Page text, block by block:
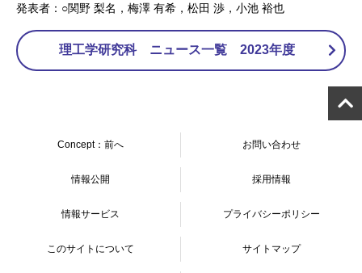
発表者：○関野 梨名，梅澤 有希，松田 渉，小池 裕也
理工学研究科 ニュース一覧 2023年度
Concept：前へ お問い合わせ
情報公開 採用情報
情報サービス プライバシーポリシー
このサイトについて サイトマップ